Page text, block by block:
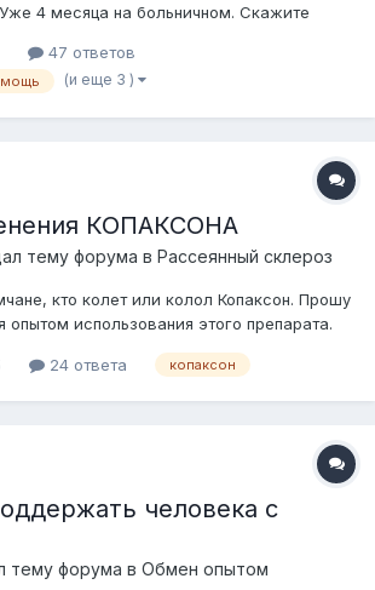
4 месяца на больничном. Скажите
о нем, но никто не говорит как его
для этого сделать, куда и когда
47 ответов
(и еще 3 )
КОПАКСОНА
тему форума в Рассеянный склероз
кто колет или колол Копаксон. Прошу
опытом использования этого препарата.
колоть то почему. Прошу не
24 ответа копаксон
человека с
тему форума в Обмен опытом